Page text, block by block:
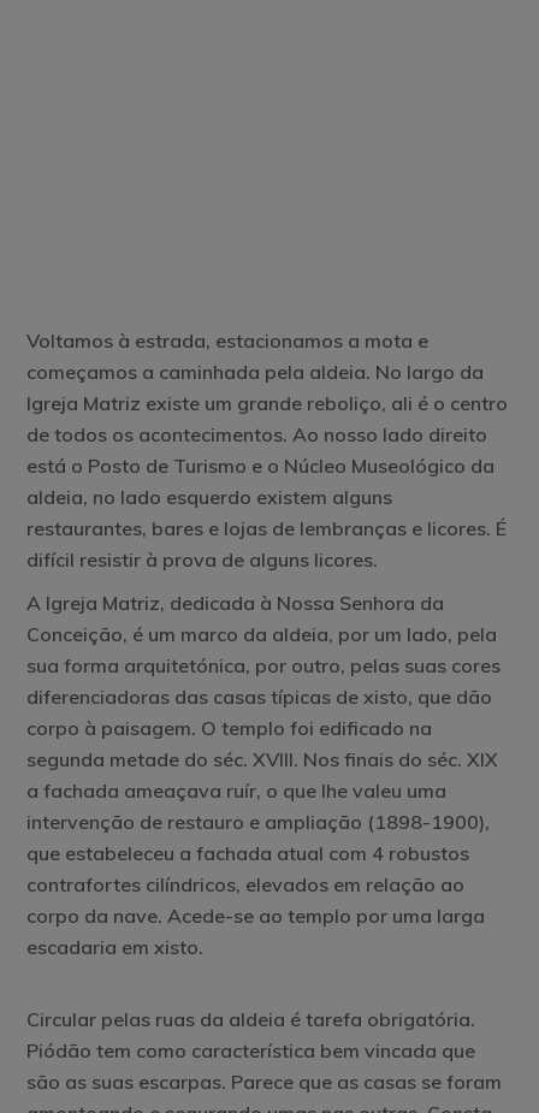
Voltamos à estrada, estacionamos a mota e
começamos a caminhada pela aldeia. No largo da
Igreja Matriz existe um grande reboliço, ali é o centro
de todos os acontecimentos. Ao nosso lado direito
está o Posto de Turismo e o Núcleo Museológico da
aldeia, no lado esquerdo existem alguns
restaurantes, bares e lojas de lembranças e licores. É
difícil resistir à prova de alguns licores.
A Igreja Matriz, dedicada à Nossa Senhora da
Conceição, é um marco da aldeia, por um lado, pela
sua forma arquitetónica, por outro, pelas suas cores
diferenciadoras das casas típicas de xisto, que dão
corpo à paisagem. O templo foi edificado na
segunda metade do séc. XVIII. Nos finais do séc. XIX
a fachada ameaçava ruír, o que lhe valeu uma
intervenção de restauro e ampliação (1898-1900),
que estabeleceu a fachada atual com 4 robustos
contrafortes cilíndricos, elevados em relação ao
corpo da nave. Acede-se ao templo por uma larga
escadaria em xisto.
Circular pelas ruas da aldeia é tarefa obrigatória.
Piódão tem como característica bem vincada que
são as suas escarpas. Parece que as casas se foram